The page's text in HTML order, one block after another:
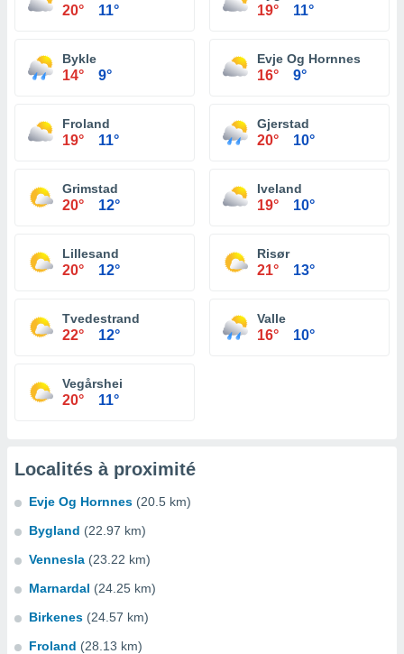
20° 11° 19° 11°
Bykle
14° 9°
Evje Og Hornnes
16° 9°
Froland
19° 11°
Gjerstad
20° 10°
Grimstad
20° 12°
Iveland
19° 10°
Lillesand
20° 12°
Risør
21° 13°
Tvedestrand
22° 12°
Valle
16° 10°
Vegårshei
20° 11°
Localités à proximité
Evje Og Hornnes (20.5 km)
Bygland (22.97 km)
Vennesla (23.22 km)
Marnardal (24.25 km)
Birkenes (24.57 km)
Froland (28.13 km)